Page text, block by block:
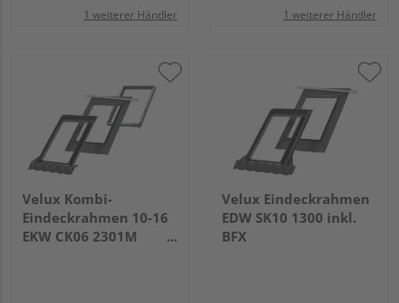
1 weiterer Händler 1 weiterer Händler
Velux Kombi-
Eindeckrahmen 10-16
EKW CK06 2301M
Velux Eindeckrahmen
EDW SK10 1300 inkl.
BFX